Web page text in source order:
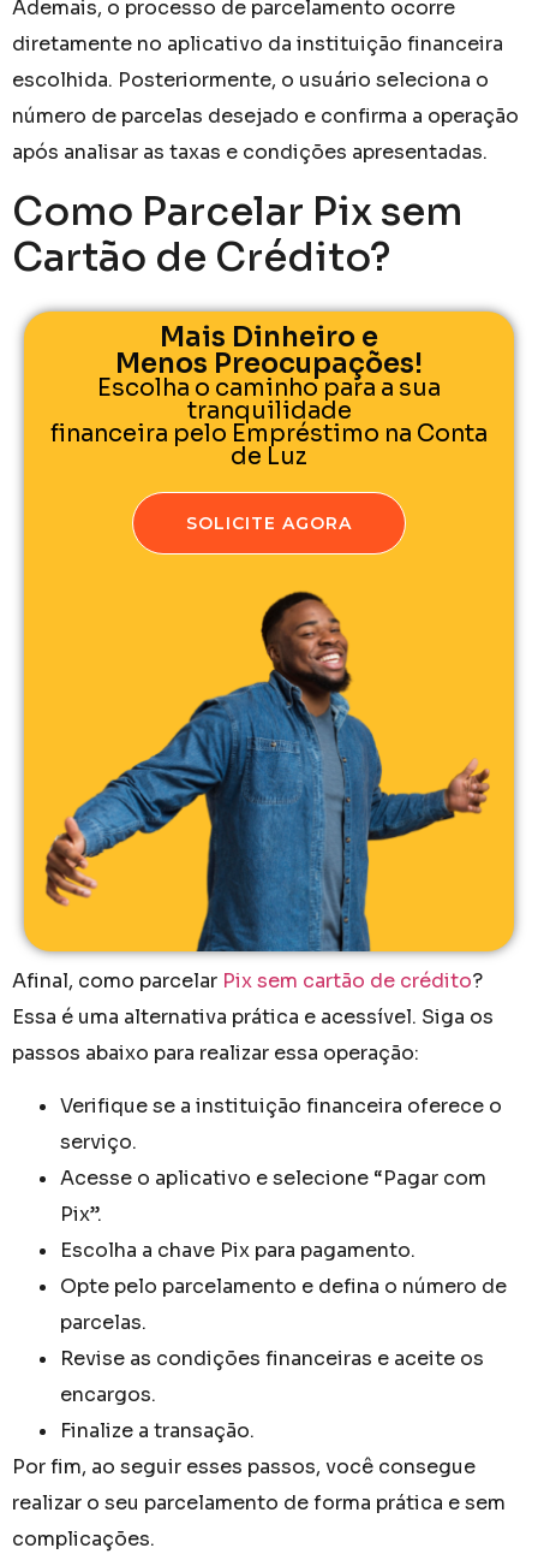
Ademais, o processo de parcelamento ocorre
diretamente no aplicativo da instituição financeira
escolhida. Posteriormente, o usuário seleciona o
número de parcelas desejado e confirma a operação
após analisar as taxas e condições apresentadas.
Como Parcelar Pix sem
Cartão de Crédito​?
Mais Dinheiro e
Menos Preocupações!
Escolha o caminho para a sua
tranquilidade
financeira pelo Empréstimo na Conta
de Luz
SOLICITE AGORA
Afinal, como parcelar Pix sem cartão de crédito​?
Essa é uma alternativa prática e acessível. Siga os
passos abaixo para realizar essa operação:
Verifique se a instituição financeira oferece o
serviço.
Acesse o aplicativo e selecione “Pagar com
Pix”.
Escolha a chave Pix para pagamento.
Opte pelo parcelamento e defina o número de
parcelas.
Revise as condições financeiras e aceite os
encargos.
Finalize a transação.
Por fim, ao seguir esses passos, você consegue
realizar o seu parcelamento de forma prática e sem
complicações.